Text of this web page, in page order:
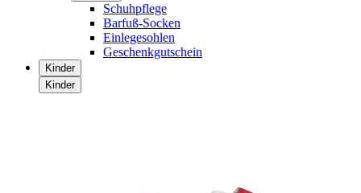
Schuhpflege
Barfuß-Socken
Einlegesohlen
Geschenkgutschein
Kinder
Kinder